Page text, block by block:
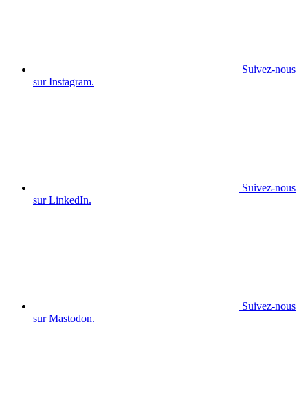
Suivez-nous
sur Instagram.
Suivez-nous
sur LinkedIn.
Suivez-nous
sur Mastodon.